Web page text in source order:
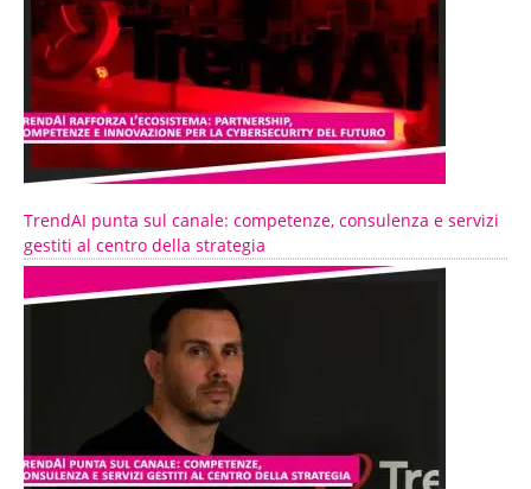
TrendAI punta sul canale: competenze, consulenza e servizi
gestiti al centro della strategia